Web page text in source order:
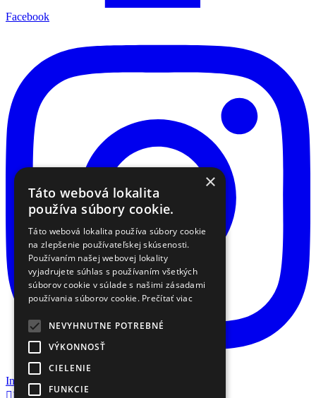
Facebook
Instagram
Nákupný košík
×
Táto webová lokalita
používa súbory cookie.
Táto webová lokalita používa súbory cookie
na zlepšenie používateľskej skúsenosti.
Používaním našej webovej lokality
vyjadrujete súhlas s používaním všetkých
súborov cookie v súlade s našimi zásadami
používania súborov cookie. Prečítať viac
NEVYHNUTNE POTREBNÉ
VÝKONNOSŤ
CIELENIE
FUNKCIE